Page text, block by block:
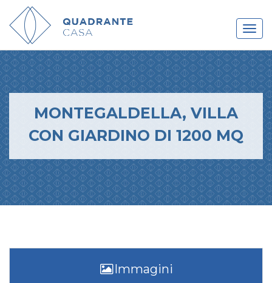
MONTEGALDELLA, VILLA
CON GIARDINO DI 1200 MQ
Immagini